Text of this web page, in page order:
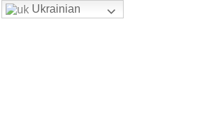
Ukrainian